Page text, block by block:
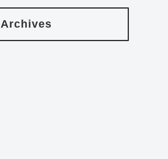
Archives